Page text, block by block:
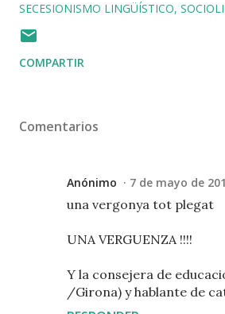
SECESIONISMO LINGÜÍSTICO
COMPARTIR
Comentarios
Anónimo 7 de mayo de
una vergonya tot plegat
UNA VERGUENZA !!!!
Y la consejera de
/Girona) y hablante de